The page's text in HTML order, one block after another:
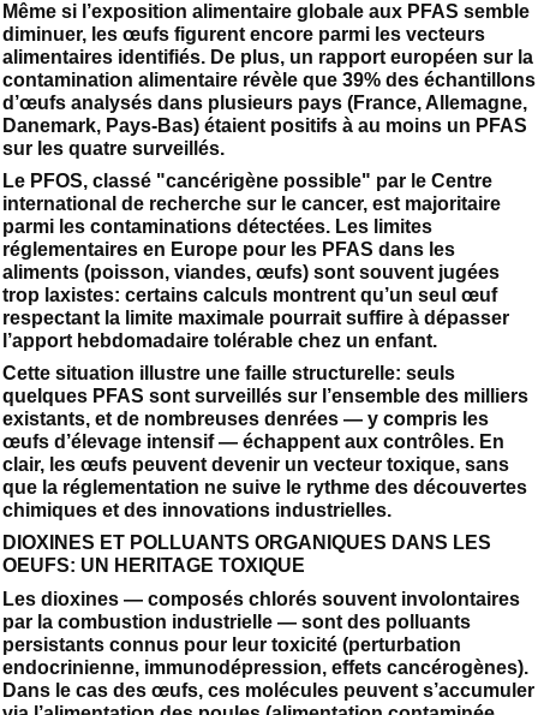
Même si l’exposition alimentaire globale aux PFAS semble
diminuer, les œufs figurent encore parmi les vecteurs
alimentaires identifiés. De plus, un rapport européen sur la
contamination alimentaire révèle que 39% des échantillons
d’œufs analysés dans plusieurs pays (France, Allemagne,
Danemark, Pays-Bas) étaient positifs à au moins un PFAS
sur les quatre surveillés.
Le PFOS, classé "cancérigène possible" par le Centre
international de recherche sur le cancer, est majoritaire
parmi les contaminations détectées. Les limites
réglementaires en Europe pour les PFAS dans les
aliments (poisson, viandes, œufs) sont souvent jugées
trop laxistes: certains calculs montrent qu’un seul œuf
respectant la limite maximale pourrait suffire à dépasser
l’apport hebdomadaire tolérable chez un enfant.
Cette situation illustre une faille structurelle: seuls
quelques PFAS sont surveillés sur l’ensemble des milliers
existants, et de nombreuses denrées — y compris les
œufs d’élevage intensif — échappent aux contrôles. En
clair, les œufs peuvent devenir un vecteur toxique, sans
que la réglementation ne suive le rythme des découvertes
chimiques et des innovations industrielles.
DIOXINES ET POLLUANTS ORGANIQUES DANS LES
OEUFS: UN HERITAGE TOXIQUE
Les dioxines — composés chlorés souvent involontaires
par la combustion industrielle — sont des polluants
persistants connus pour leur toxicité (perturbation
endocrinienne, immunodépression, effets cancérogènes).
Dans le cas des œufs, ces molécules peuvent s’accumuler